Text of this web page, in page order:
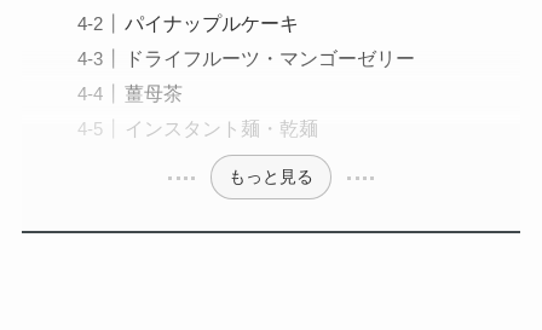
パイナップルケーキ
ドライフルーツ・マンゴーゼリー
薑母茶
インスタント麺・乾麺
もっと見る